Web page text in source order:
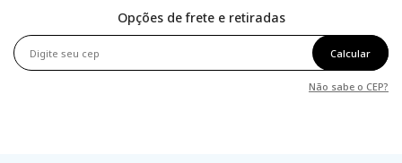
Opções de frete e retiradas
Calcular
Não sabe o CEP?